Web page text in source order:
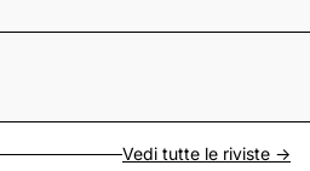
Vedi tutte le riviste ->